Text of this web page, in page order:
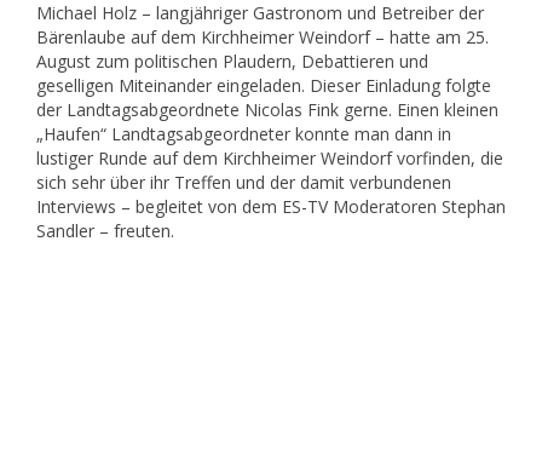
Michael Holz – langjähriger Gastronom und Betreiber der
Bärenlaube auf dem Kirchheimer Weindorf – hatte am 25.
August zum politischen Plaudern, Debattieren und
geselligen Miteinander eingeladen. Dieser Einladung folgte
der Landtagsabgeordnete Nicolas Fink gerne. Einen kleinen
„Haufen“ Landtagsabgeordneter konnte man dann in
lustiger Runde auf dem Kirchheimer Weindorf vorfinden, die
sich sehr über ihr Treffen und der damit verbundenen
Interviews – begleitet von dem ES-TV Moderatoren Stephan
Sandler – freuten.